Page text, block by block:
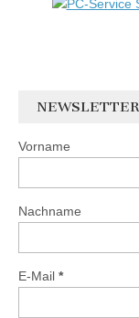
Vorname
Nachname
E-Mail *